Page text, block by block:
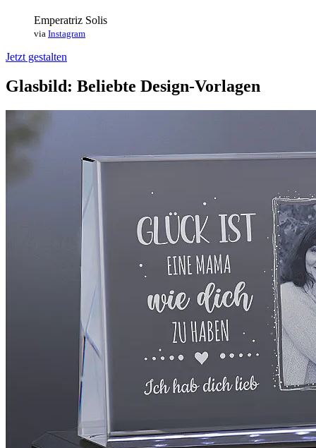
Emperatriz Solis
via Instagram
Jetzt gestalten
Glasbild: Beliebte Design-Vorlagen